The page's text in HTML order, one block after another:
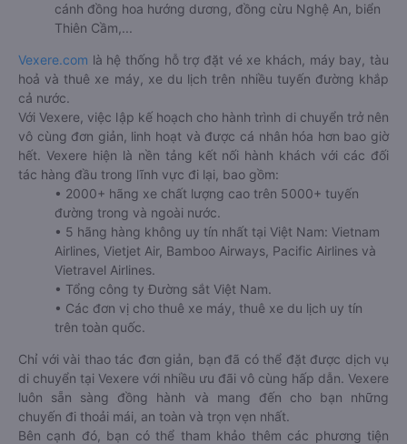
cánh đồng hoa hướng dương, đồng cừu Nghệ An, biển
Thiên Cầm,...
Vexere.com là hệ thống hỗ trợ đặt vé xe khách, máy bay, tàu
hoả và thuê xe máy, xe du lịch trên nhiều tuyến đường khắp
cả nước.
Với Vexere, việc lập kế hoạch cho hành trình di chuyển trở nên
vô cùng đơn giản, linh hoạt và được cá nhân hóa hơn bao giờ
hết. Vexere hiện là nền tảng kết nối hành khách với các đối
tác hàng đầu trong lĩnh vực đi lại, bao gồm:
• 2000+ hãng xe chất lượng cao trên 5000+ tuyến
đường trong và ngoài nước.
• 5 hãng hàng không uy tín nhất tại Việt Nam: Vietnam
Airlines, Vietjet Air, Bamboo Airways, Pacific Airlines và
Vietravel Airlines.
• Tổng công ty Đường sắt Việt Nam.
• Các đơn vị cho thuê xe máy, thuê xe du lịch uy tín
trên toàn quốc.
Chỉ với vài thao tác đơn giản, bạn đã có thể đặt được dịch vụ
di chuyển tại Vexere với nhiều ưu đãi vô cùng hấp dẫn. Vexere
luôn sẵn sàng đồng hành và mang đến cho bạn những
chuyến đi thoải mái, an toàn và trọn vẹn nhất.
Bên cạnh đó, bạn có thể tham khảo thêm các phương tiện